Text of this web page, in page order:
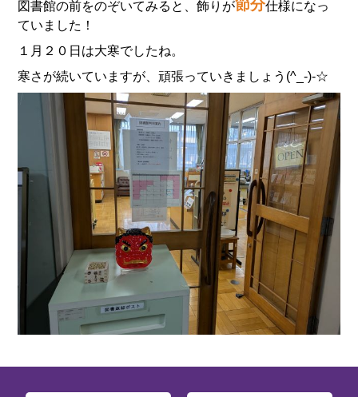
図書館の前をのぞいてみると、飾りが節分仕様になっ
ていました！
１月２０日は大寒でしたね。
寒さが続いていますが、頑張っていきましょう(^_-)-☆